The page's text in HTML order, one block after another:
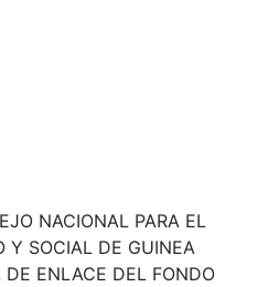
NACIONAL PARA EL
Y SOCIAL DE GUINEA
ENLACE DEL FONDO